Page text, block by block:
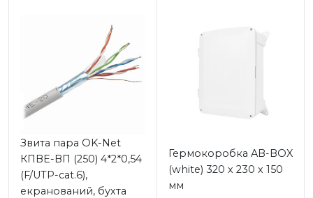
Звита пара OK-Net
КПВЕ-ВП (250) 4*2*0,54
(F/UTP-cat.6),
екранований, бухта
Гермокоробка AB-BOX
(white) 320 х 230 х 150
мм